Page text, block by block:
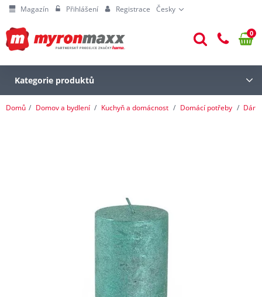
Magazín Přihlášení Registrace Česky
0
Kategorie produktů
Domů Domov a bydlení Kuchyň a domácnost Domácí potřeby